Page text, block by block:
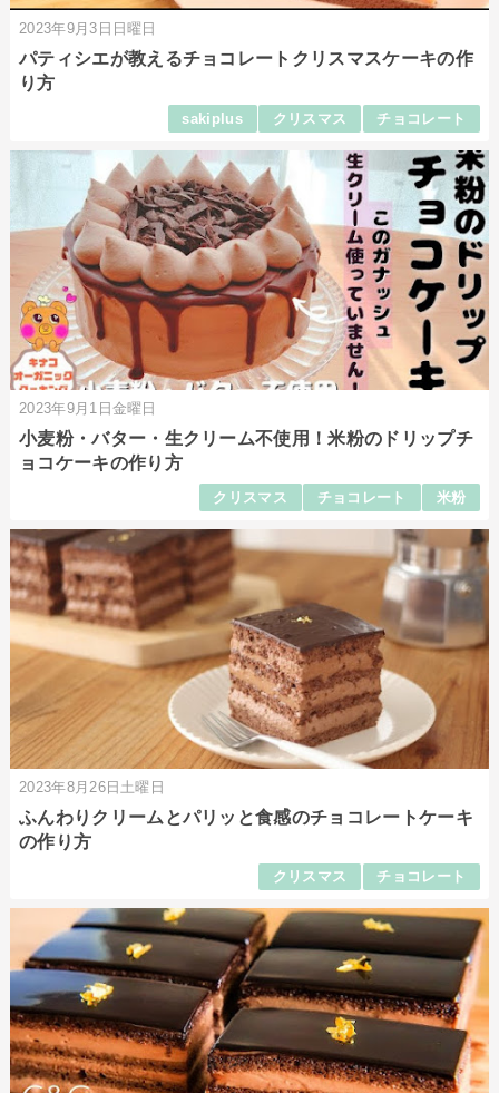
2023年9月3日日曜日
パティシエが教えるチョコレートクリスマスケーキの作
り方
sakiplus クリスマス チョコレート
2023年9月1日金曜日
小麦粉・バター・生クリーム不使用！米粉のドリップチ
ョコケーキの作り方
クリスマス チョコレート 米粉
2023年8月26日土曜日
ふんわりクリームとパリッと食感のチョコレートケーキ
の作り方
クリスマス チョコレート